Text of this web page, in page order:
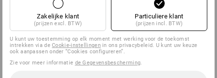
Zakelijke klant
(prijzen excl. BTW)
Particuliere klant
(prijzen incl. BTW)
U kunt uw toestemming op elk moment met werking voor de toekomst
intrekken via deCookie-instellingenin ons privacybeleid. U kunt uw keuze
ook aanpassen onder “Cookies configureren”.
Zie voor meer informatie de Gegevensbescherming